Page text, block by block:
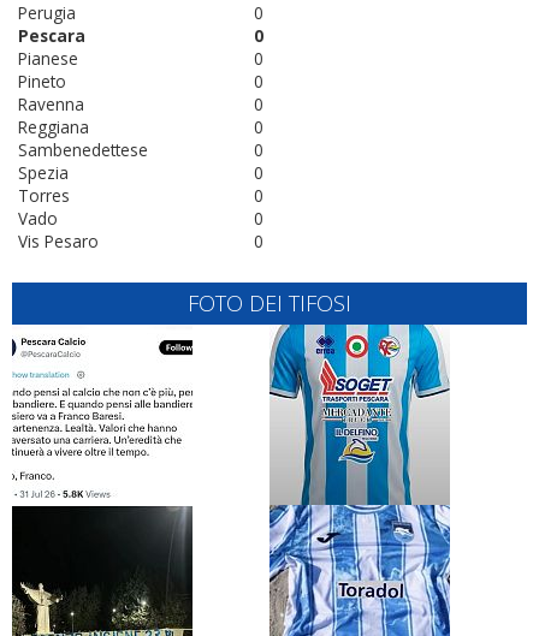
0
Perugia
0
Pescara
0
Pianese
0
Pineto
0
Ravenna
0
Reggiana
0
Sambenedettese
0
Spezia
0
Torres
0
Vado
0
Vis Pesaro
FOTO DEI TIFOSI